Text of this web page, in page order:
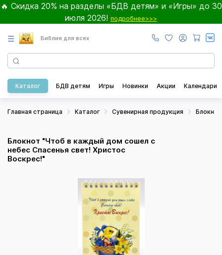
🔥 Скидка 20% на разделы «БДВ детям» и «Игры» до 30
июля 2026! подробнее>>>
☰ Библия для всех
Каталог БДВ детям Игры Новинки Акции Календари
Главная страница Каталог Сувенирная продукция
Блокнот "Чтоб в каждый дом сошел с
небес Спасенья свет! Христос
Воскрес!"